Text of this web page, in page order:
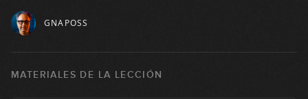
GNAPOSS
MATERIALES DE LA LECCIÓN